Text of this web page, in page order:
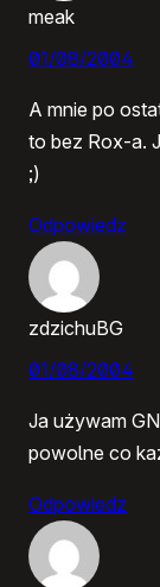
meak
01/08/2004
A mnie po
to bez Rox-a.
;)
Odpowiedz
zdzichuBG
01/08/2004
Ja używam
powolne co
Odpowiedz